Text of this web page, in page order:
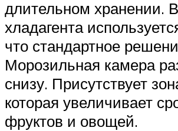
длительном хранении.
хладагента
что стандартное
Морозильная камера
снизу. Присутствует
которая увеличивает
фруктов и овощей.